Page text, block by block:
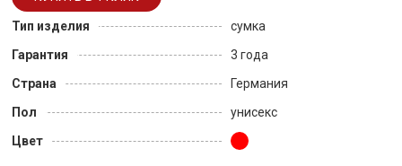
Тип изделия
сумка
Гарантия
3 года
Страна
Германия
Пол
унисекс
Цвет